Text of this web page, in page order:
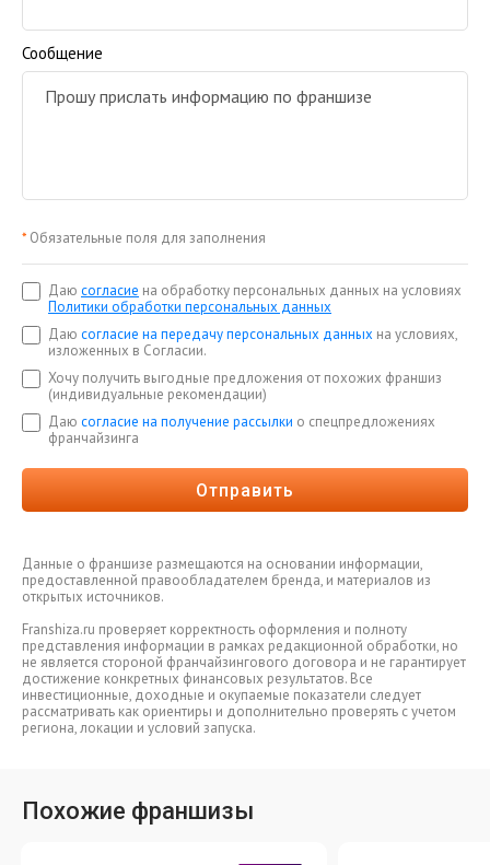
Сообщение
* Обязательные поля для заполнения
Даю согласие на обработку персональных данных на условиях
Политики обработки персональных данных
Даю согласие на передачу персональных данных на условиях,
изложенных в Согласии.
Хочу получить выгодные предложения от похожих франшиз
(индивидуальные рекомендации)
Даю согласие на получение рассылки о спецпредложениях
франчайзинга
Отправить
Данные о франшизе размещаются на основании информации,
предоставленной правообладателем бренда, и материалов из
открытых источников.
Franshiza.ru проверяет корректность оформления и полноту
представления информации в рамках редакционной обработки, но
не является стороной франчайзингового договора и не гарантирует
достижение конкретных финансовых результатов. Все
инвестиционные, доходные и окупаемые показатели следует
рассматривать как ориентиры и дополнительно проверять с учетом
региона, локации и условий запуска.
Похожие франшизы